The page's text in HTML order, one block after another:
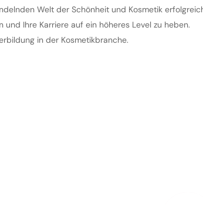
Welt der Schönheit und Kosmetik
Ihre Karriere auf ein höheres Level zu heben.
in der Kosmetikbranche.